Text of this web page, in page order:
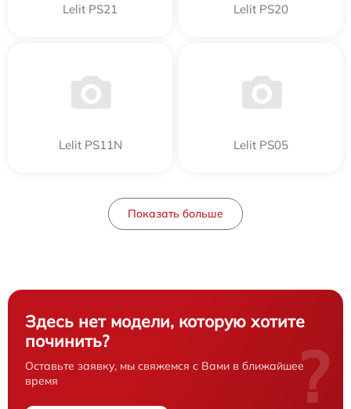
Lelit PS21 Lelit PS20
Lelit PS11N Lelit PS05
Показать больше
Здесь нет модели, которую хотите
починить?
Оставьте заявку, мы свяжемся с Вами в ближайшее
время
?